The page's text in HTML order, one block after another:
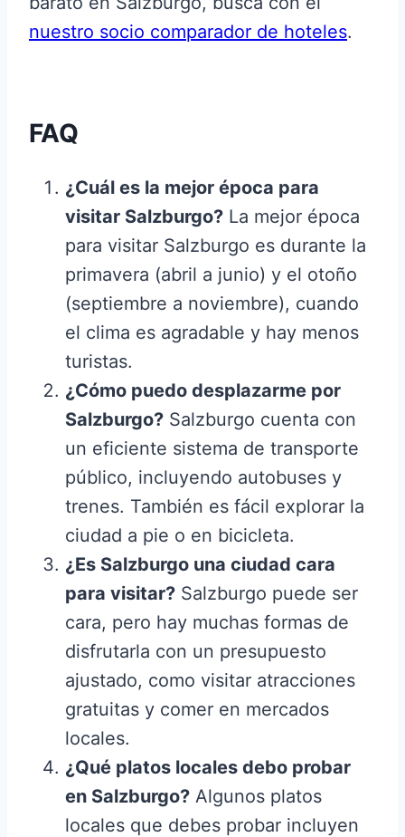
nuestro socio comparador de hoteles.
FAQ
¿Cuál es la mejor época para
visitar Salzburgo? La mejor época
para visitar Salzburgo es durante la
primavera (abril a junio) y el otoño
(septiembre a noviembre), cuando
el clima es agradable y hay menos
turistas.
¿Cómo puedo desplazarme por
Salzburgo? Salzburgo cuenta con
un eficiente sistema de transporte
público, incluyendo autobuses y
trenes. También es fácil explorar la
ciudad a pie o en bicicleta.
¿Es Salzburgo una ciudad cara
para visitar? Salzburgo puede ser
cara, pero hay muchas formas de
disfrutarla con un presupuesto
ajustado, como visitar atracciones
gratuitas y comer en mercados
locales.
¿Qué platos locales debo probar
en Salzburgo? Algunos platos
locales que debes probar incluyen